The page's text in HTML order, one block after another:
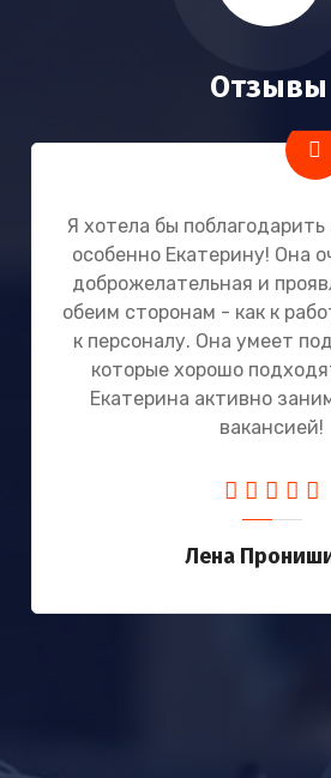
Отзывы
Я хотела бы
особенно Екатерину! Она
доброжелательная и
обеим сторонам - как к
к персоналу. Она умеет
которые хорошо
Екатерина активно
вакансией!
Лена